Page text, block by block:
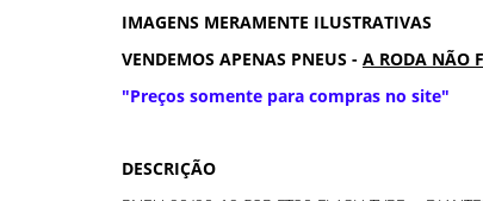
IMAGENS MERAMENTE ILUSTRATIVAS
VENDEMOS APENAS PNEUS - A RODA NÃO
"Preços somente para compras no site"
DESCRIÇÃO